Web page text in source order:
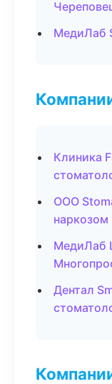
МедиЛаб
Клиника
ООО
наркозом
МедиЛаб
Дентал